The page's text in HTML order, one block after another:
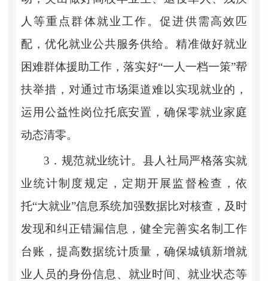
人等重点群体就业工作。促进供需高效匹
配，优化就业公共服务供给。精准做好就业
困难群体援助工作，落实好“一人一档一策”帮
扶举措，对通过市场渠道难以实现就业的，
运用公益性岗位托底安置，确保零就业家庭
动态清零。
3． 规范就业统计。 县人社局严格落实就
业统计制度规定，定期开展监督检查，依
托“大就业”信息系统加强数据比对核查，及时
发现和纠正错漏信息，健全完善实名制工作
台账，提高数据统计质量，确保城镇新增就
业人 员的身份信息、就业时间、就业状态等